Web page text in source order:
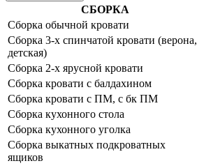
СБОРКА
Сборка обычной кровати
Сборка 3-х спинчатой кровати (верона,
детская)
Сборка 2-х ярусной кровати
Сборка кровати с балдахином
Сборка кровати с ПМ, с бк ПМ
Сборка кухонного стола
Сборка кухонного уголка
Сборка выкатных подкроватных
ящиков